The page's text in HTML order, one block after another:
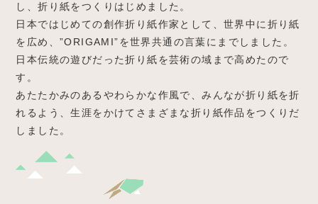
し、折り紙をつくりはじめました。
日本ではじめての創作折り紙作家として、世界中に折り紙
を広め、”ORIGAMI”を世界共通の言葉にまでしました。
日本伝統の遊びだった折り紙を芸術の域まで高めたので
す。
あたたかみのあるやわらかな作風で、みんなが折り紙を折
れるよう、生涯をかけてさまざまな折り紙作品をつくりだ
しました。